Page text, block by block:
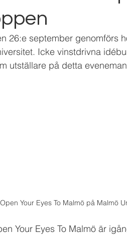
26:e september genomförs
Icke vinstdrivna
utställare på detta
Open Your Eyes To Malmö på Malmö
Your Eyes To Malmö är